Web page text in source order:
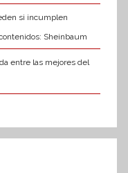
si incumplen
Sheinbaum
entre las mejores del